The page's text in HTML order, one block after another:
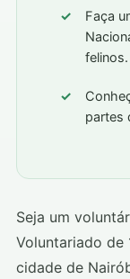
Faça
felinos.
partes
Seja um
Voluntariado de
cidade de